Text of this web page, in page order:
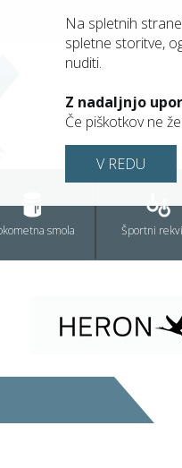
smola Športni
Na spletnih
spletne storitve,
nuditi.
Z nadaljnjo
Če piškotkov ne
V REDU